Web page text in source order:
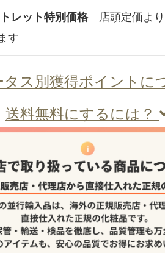
レット特別価格店頭定価より
す
タス別獲得ポイントに
送料無料にするには？